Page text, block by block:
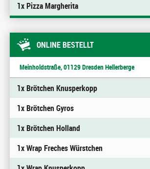
1x Pizza Margherita
ONLINE BESTELLT
Meinholdstraße, 01129 Dresden Hellerberge
1x Brötchen Knusperkopp
1x Brötchen Gyros
1x Brötchen Holland
1x Wrap Freches Würstchen